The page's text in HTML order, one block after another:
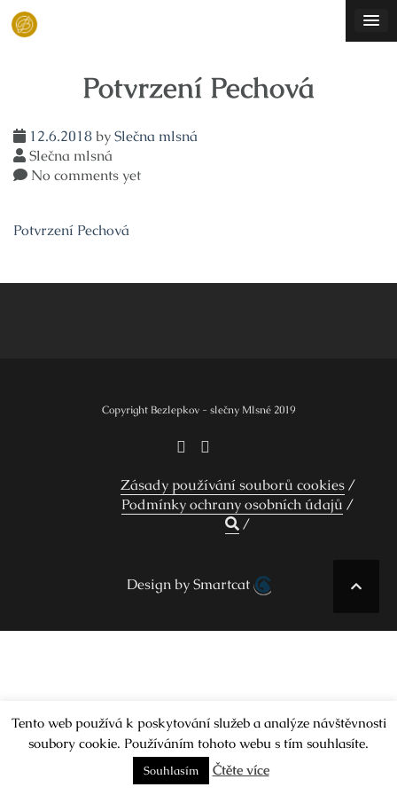
Skip
Potvrzení Pechová
12.6.2018bySlečna mlsná
Slečna mlsná
No comments yet
Potvrzení Pechová
Copyright Bezlepkov - slečny Mlsné 2019
Zásady používání souborů cookies
Podmínky ochrany osobních údajů
Design by Smartcat
Tento web používá k poskytování služeb a analýze návštěvnosti
soubory cookie. Používáním tohoto webu s tím souhlasíte.
Souhlasím Čtěte více